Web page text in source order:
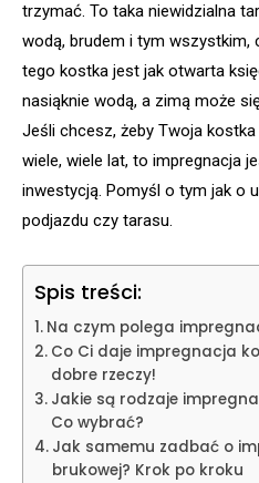
trzymać. To taka niewidzialna
wodą, brudem i tym wszystkim,
tego kostka jest jak otwarta
nasiąknie wodą, a zimą może
Jeśli chcesz, żeby Twoja kostka
wiele, wiele lat, to impregnacja
inwestycją. Pomyśl o tym jak o
podjazdu czy tarasu.
Spis treści:
Na czym polega
Co Ci daje impregnacja
dobre rzeczy!
Jakie są rodzaje
Co wybrać?
Jak samemu zadbać o
brukowej? Krok po kroku